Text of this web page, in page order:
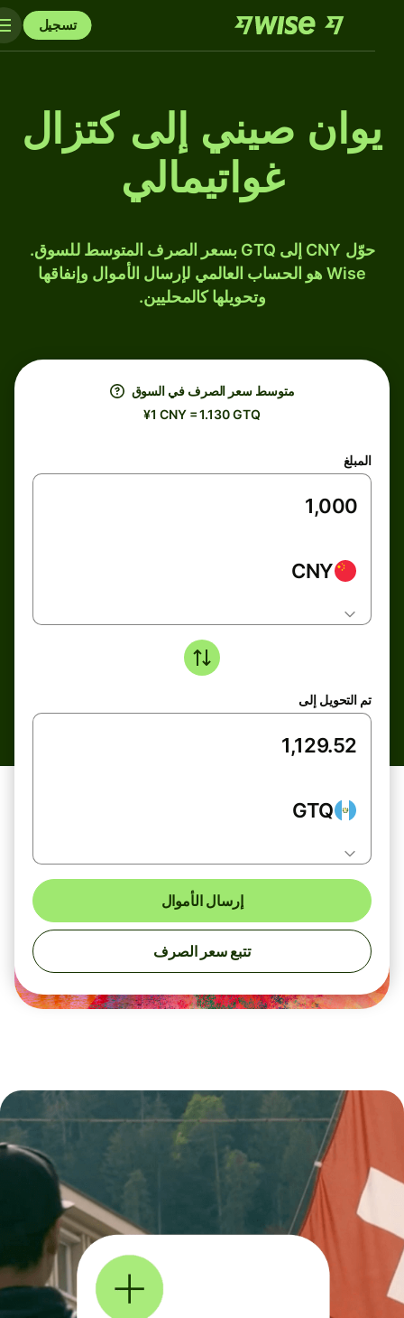
تسجيل
يوان صيني إلى كتزال
غواتيمالي
حوّل CNY إلى GTQ بسعر الصرف المتوسط للسوق.
Wise هو الحساب العالمي لإرسال الأموال وإنفاقها
وتحويلها كالمحليين.
متوسط ​​سعر الصرف في السوق
¥1 CNY = 1.130 GTQ
المبلغ
CNY
تم التحويل إلى
GTQ
إرسال الأموال
تتبع سعر الصرف